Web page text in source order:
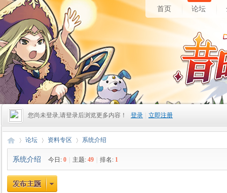
首页 论坛
您尚未登录,请登录后浏览更多内容！ 登录 立即注册
昔 »
论坛
›
资料专区 系统介绍
系统介绍 今日: 0 主题: 49 排名: 1